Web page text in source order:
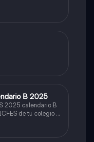
B 2025
2025 calendario B
de tu colegio y
aquella